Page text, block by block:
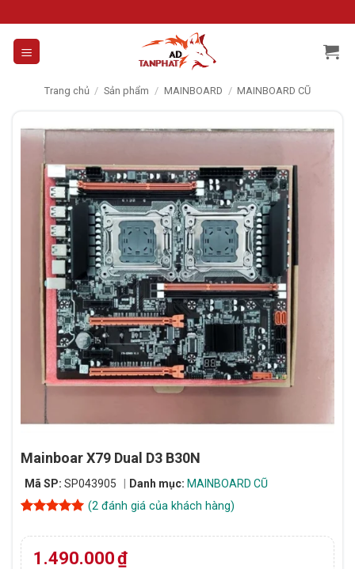
to
content
Trang chủ / Sản phẩm / MAINBOARD / MAINBOARD CŨ
Mainboar X79 Dual D3 B30N
Mã SP: SP043905 Danh mục: MAINBOARD CŨ
dựa trên
đánh giá
(2đánh giá của khách hàng)
1.490.000₫